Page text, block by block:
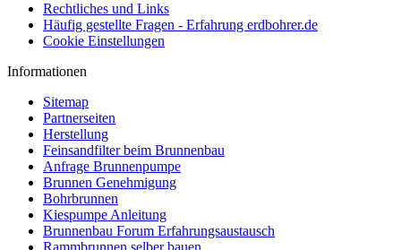
Rechtliches und Links
Häufig gestellte Fragen - Erfahrung erdbohrer.de
Cookie Einstellungen
Informationen
Sitemap
Partnerseiten
Herstellung
Feinsandfilter beim Brunnenbau
Anfrage Brunnenpumpe
Brunnen Genehmigung
Bohrbrunnen
Kiespumpe Anleitung
Brunnenbau Forum Erfahrungsaustausch